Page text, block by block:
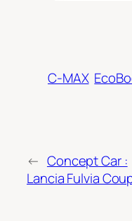
C-MAX
← Concept Car :
Lancia Fulvia